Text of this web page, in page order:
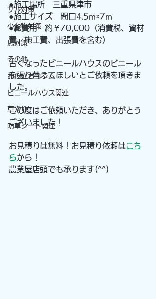
サル対策
小動物対策
鳥対策
その他
お役立ちコラム
ビニールハウス関連
草刈り
防草シート関連
●施工場所　三重県津市
●施工サイズ　間口4.5m×7m
●総費用　約￥70,000（消費税、資材
費、施工費、出張費を含む）
古くなったビニールハウスのビニール
を張り替えてほしいとご依頼を頂きま
した。
この度はご依頼いただき、ありがとう
ございました！
お見積りは無料！お見積り依頼はこち
らから！
農業屋店頭でも承ります(^^)